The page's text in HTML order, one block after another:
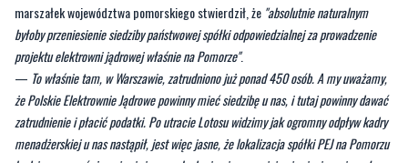
—To właśnie tam, w Warszawie, zatrudniono już ponad 450 osób. A my uważamy,
że Polskie Elektrownie Jądrowe powinny mieć siedzibę u nas, i tutaj powinny dawać
zatrudnienie i płacić podatki. Po utracie Lotosu widzimy jak ogromny odpływ kadry
menadżerskiej u nas nastąpił, jest więc jasne, że lokalizacja spółki PEJ na Pomorzu
będzie oznaczać, że pojawi się nowa kadra i związane z jej pojawieniem się wpływy
z podatków- zaznaczałMieczysław Struk.
Za pośrednictwem mediów społecznościowych marszałek przekazał informację